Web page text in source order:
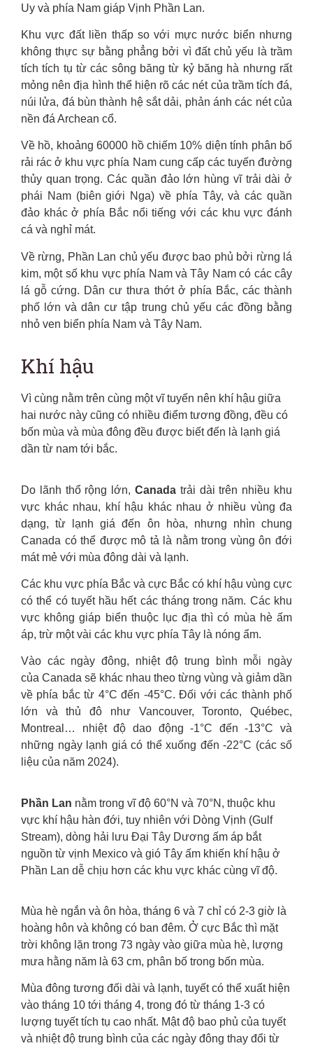
Uy và phía Nam giáp Vịnh Phần Lan.
Khu vực đất liền thấp so với mực nước biển nhưng
không thực sự bằng phẳng bởi vì đất chủ yếu là trầm
tích tích tụ từ các sông băng từ kỷ băng hà nhưng rất
mỏng nên địa hình thể hiện rõ các nét của trầm tích đá,
núi lửa, đá bùn thành hệ sắt dải, phản ánh các nét của
nền đá Archean cổ.
Về hồ, khoảng 60000 hồ chiếm 10% diện tính phân bố
rải rác ở khu vực phía Nam cung cấp các tuyến đường
thủy quan trọng. Các quần đảo lớn hùng vĩ trải dài ở
phái Nam (biên giới Nga) về phía Tây, và các quần
đảo khác ở phía Bắc nổi tiếng với các khu vực đánh
cá và nghỉ mát.
Về rừng, Phần Lan chủ yếu được bao phủ bởi rừng lá
kim, một số khu vực phía Nam và Tây Nam có các cây
lá gỗ cứng. Dân cư thưa thớt ở phía Bắc, các thành
phố lớn và dân cư tập trung chủ yếu các đồng bằng
nhỏ ven biển phía Nam và Tây Nam.
Khí hậu
Vì cùng nằm trên cùng một vĩ tuyến nên khí hậu giữa
hai nước này cũng có nhiều điểm tương đồng, đều có
bốn mùa và mùa đông đều được biết đến là lạnh giá
dần từ nam tới bắc.
Do lãnh thổ rộng lớn, Canada trải dài trên nhiều khu
vực khác nhau, khí hậu khác nhau ở nhiều vùng đa
dạng, từ lạnh giá đến ôn hòa, nhưng nhìn chung
Canada có thể được mô tả là nằm trong vùng ôn đới
mát mẻ với mùa đông dài và lạnh.
Các khu vực phía Bắc và cực Bắc có khí hậu vùng cực
có thể có tuyết hầu hết các tháng trong năm. Các khu
vực không giáp biển thuộc lục địa thì có mùa hè ấm
áp, trừ một vài các khu vực phía Tây là nóng ẩm.
Vào các ngày đông, nhiệt độ trung bình mỗi ngày
của Canada sẽ khác nhau theo từng vùng và giảm dần
về phía bắc từ 4°C đến -45°C. Đối với các thành phố
lớn và thủ đô như Vancouver, Toronto, Québec,
Montreal… nhiệt độ dao động -1°C đến -13°C và
những ngày lạnh giá có thể xuống đến -22°C (các số
liệu của năm 2024).
Phần Lan nằm trong vĩ độ 60°N và 70°N, thuộc khu
vực khí hậu hàn đới, tuy nhiên với Dòng Vịnh (Gulf
Stream), dòng hải lưu Đại Tây Dương ấm áp bắt
nguồn từ vịnh Mexico và gió Tây ấm khiến khí hậu ở
Phần Lan dễ chịu hơn các khu vực khác cùng vĩ độ.
Mùa hè ngắn và ôn hòa, tháng 6 và 7 chỉ có 2-3 giờ là
hoàng hôn và không có ban đêm. Ở cực Bắc thì mặt
trời không lặn trong 73 ngày vào giữa mùa hè, lượng
mưa hằng năm là 63 cm, phân bố trong bốn mùa.
Mùa đông tương đối dài và lạnh, tuyết có thể xuất hiện
vào tháng 10 tới tháng 4, trong đó từ tháng 1-3 có
lượng tuyết tích tụ cao nhất. Mật độ bao phủ của tuyết
và nhiệt độ trung bình của các ngày đông thay đổi từ